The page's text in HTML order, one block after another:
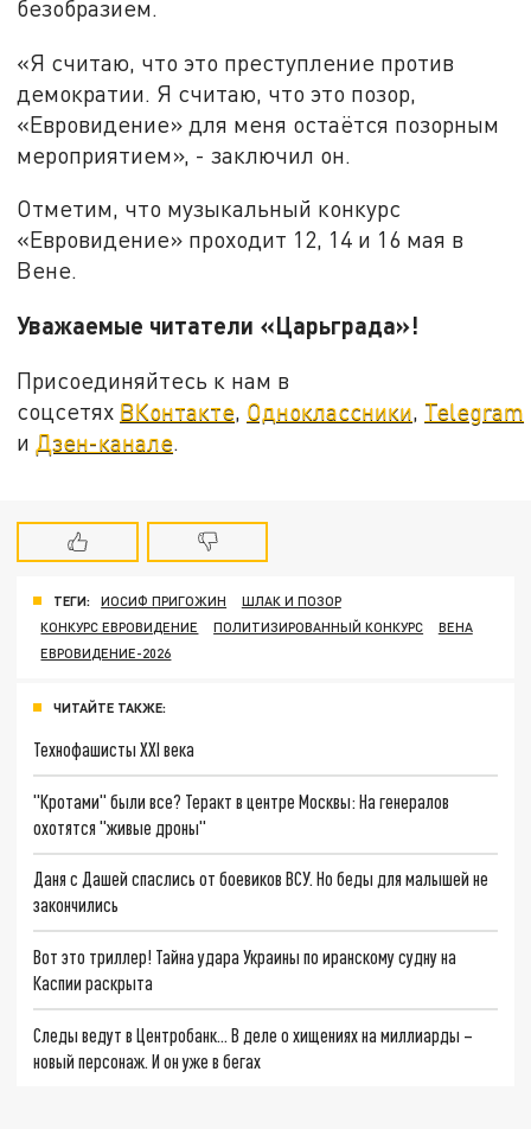
безобразием.
«Я считаю, что это преступление против
демократии. Я считаю, что это позор,
«Евровидение» для меня остаётся позорным
мероприятием», - заключил он.
Отметим, что музыкальный конкурс
«Евровидение» проходит 12, 14 и 16 мая в
Вене.
Уважаемые читатели «Царьграда»!
Присоединяйтесь к нам в
соцсетях ВКонтакте Одноклассники Telegram
и Дзен-канале
ТЕГИ: ИОСИФ ПРИГОЖИН
ШЛАК И ПОЗОР
КОНКУРС ЕВРОВИДЕНИЕ
ПОЛИТИЗИРОВАННЫЙ КОНКУРС
ВЕНА
ЕВРОВИДЕНИЕ-2026
ЧИТАЙТЕ ТАКЖЕ:
Технофашисты XXI века
"Кротами" были все? Теракт в центре Москвы: На генералов
охотятся "живые дроны"
Даня с Дашей спаслись от боевиков ВСУ. Но беды для малышей не
закончились
Вот это триллер! Тайна удара Украины по иранскому судну на
Каспии раскрыта
Следы ведут в Центробанк… В деле о хищениях на миллиарды –
новый персонаж. И он уже в бегах